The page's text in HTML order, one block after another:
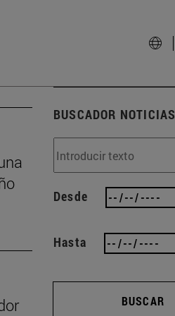
BUSCADOR NOTICIAS
Desde
Hasta
BUSCAR